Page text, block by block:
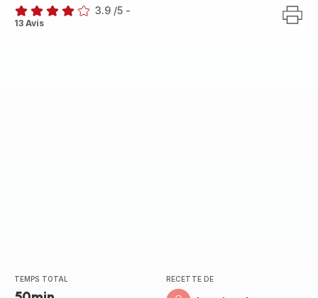
ratings.3.9
3.9 /5 -
13 Avis
TEMPS TOTAL RECETTE DE